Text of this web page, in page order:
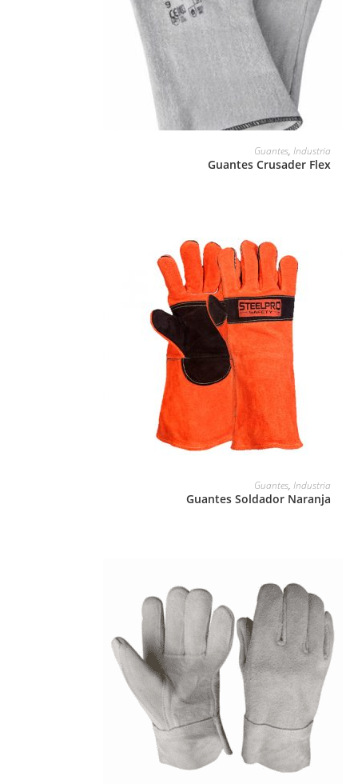
Guantes,Industria
Guantes Crusader Flex
Guantes,Industria
Guantes Soldador Naranja